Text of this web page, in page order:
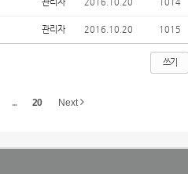
관리자 2016.10.20 1015
쓰기
... 20 Next